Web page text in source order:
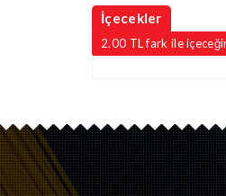
İçecekler
2.00 TL fark ile